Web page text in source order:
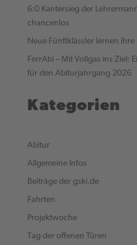
6:0 Kantersieg der
chancenlos
Neue Fünftklässler lernen ihre
FerrAbi – Mit Vollgas ins Ziel:
für den Abiturjahrgang 2026
Kategorien
Abitur
Allgemeine Infos
Beiträge der gski.de
Fahrten
Projektwoche
Tag der offenen Türen